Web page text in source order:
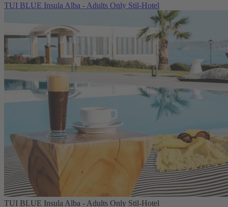
TUI BLUE Insula Alba - Adults Only Stil-Hotel
TUI BLUE Insula Alba - Adults Only Stil-Hotel